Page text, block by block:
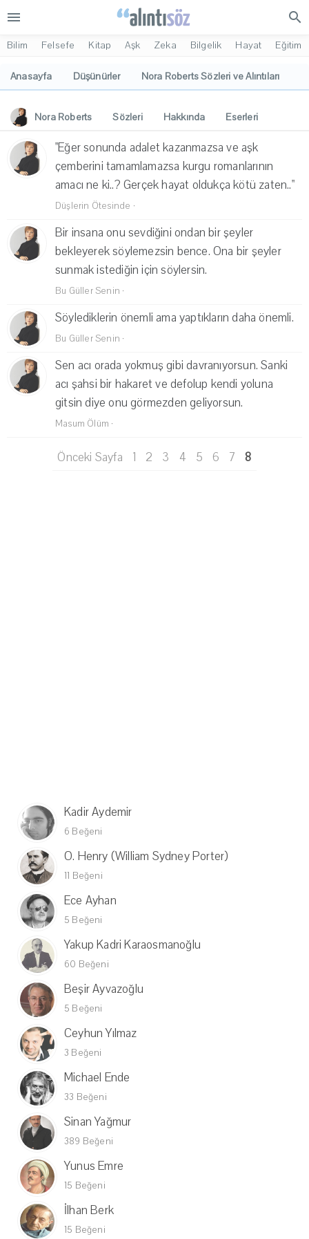
menu search
Bilim Felsefe Kitap Aşk Zeka Bilgelik Hayat Eğitim
Anasayfa Düşünürler Nora Roberts Sözleri ve Alıntıları
Nora Roberts Sözleri Hakkında
Eserleri
İlgi Alanları
Yorumlar
"Eğer sonunda adalet kazanmazsa ve aşk
çemberini tamamlamazsa kurgu romanlarının
amacı ne ki..? Gerçek hayat oldukça kötü zaten.."
Düşlerin Ötesinde ·
Bir insana onu sevdiğini ondan bir şeyler
bekleyerek söylemezsin bence. Ona bir şeyler
sunmak istediğin için söylersin.
Bu Güller Senin ·
Söylediklerin önemli ama yaptıkların daha önemli.
Bu Güller Senin ·
Sen acı orada yokmuş gibi davranıyorsun. Sanki
acı şahsi bir hakaret ve defolup kendi yoluna
gitsin diye onu görmezden geliyorsun.
Masum Ölüm ·
Önceki Sayfa 1 2 3 4 5 6 7 8
Kadir Aydemir
6 Beğeni
O. Henry (William Sydney Porter)
11 Beğeni
Ece Ayhan
5 Beğeni
Yakup Kadri Karaosmanoğlu
60 Beğeni
Beşir Ayvazoğlu
5 Beğeni
Ceyhun Yılmaz
3 Beğeni
Michael Ende
33 Beğeni
Sinan Yağmur
389 Beğeni
Yunus Emre
15 Beğeni
İlhan Berk
15 Beğeni